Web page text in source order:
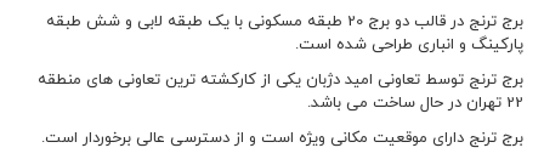
برج ترنج در قالب دو برج 20 طبقه مسکونی با یک طبقه لابی و شش طبقه
پارکینگ و انباری طراحی شده است.
برج ترنج توسط تعاونی امید دژبان یکی از کارکشته ترین تعاونی های منطقه
22 تهران در حال ساخت می باشد.
برج ترنج دارای موقعیت مکانی ویژه است و از دسترسی عالی برخوردار است.